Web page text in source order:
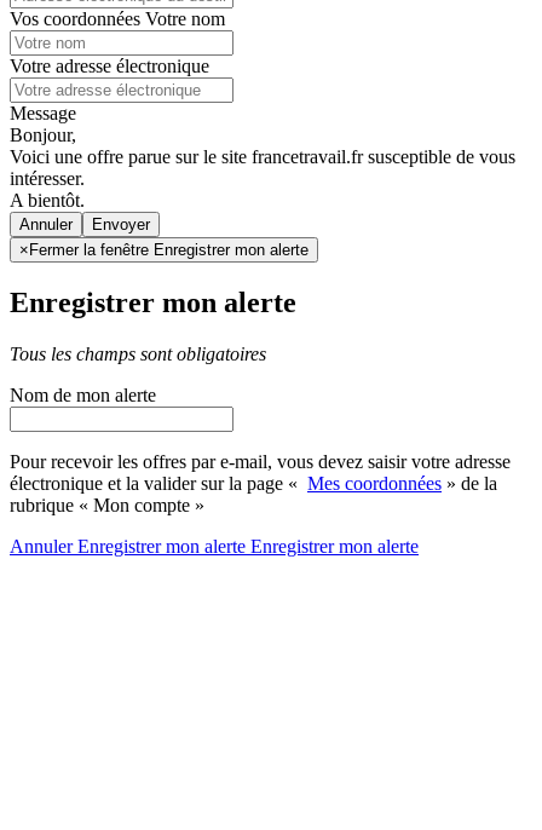
Vos coordonnées Votre nom
Votre adresse électronique
Message
Bonjour,
Voici une offre parue sur le site francetravail.fr susceptible de vous
intéresser.
A bientôt.
Annuler
× Fermer la fenêtre Enregistrer mon alerte
Enregistrer mon alerte
Tous les champs sont obligatoires
Nom de mon alerte
Pour recevoir les offres par e-mail, vous devez saisir votre adresse
électronique et la valider sur la page « Mes coordonnées » de la
rubrique « Mon compte »
AnnulerEnregistrer mon alerte Enregistrermon alerte